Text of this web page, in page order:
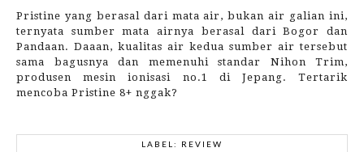
Pristine yang berasal dari mata air, bukan air galian ini,
ternyata sumber mata airnya berasal dari Bogor dan
Pandaan. Daaan, kualitas air kedua sumber air tersebut
sama bagusnya dan memenuhi standar Nihon Trim,
produsen mesin ionisasi no.1 di Jepang. Tertarik
mencoba Pristine 8+ nggak?
LABEL: REVIEW